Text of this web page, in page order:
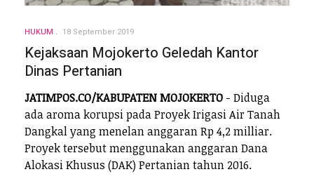
HUKUM 18 September 2019
Kejaksaan Mojokerto Geledah Kantor
Dinas Pertanian
JATIMPOS.CO/KABUPATEN MOJOKERTO - Diduga
ada aroma korupsi pada Proyek Irigasi Air Tanah
Dangkal yang menelan anggaran Rp 4,2 milliar.
Proyek tersebut menggunakan anggaran Dana
Alokasi Khusus (DAK) Pertanian tahun 2016.